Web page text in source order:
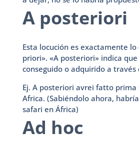
A posteriori
Esta locución es exactamente
priori». «A posteriori» indica que
conseguido o adquirido a través
Ej. A posteriori avrei fatto prima
Africa. (Sabiéndolo ahora,
safari en África)
Ad hoc